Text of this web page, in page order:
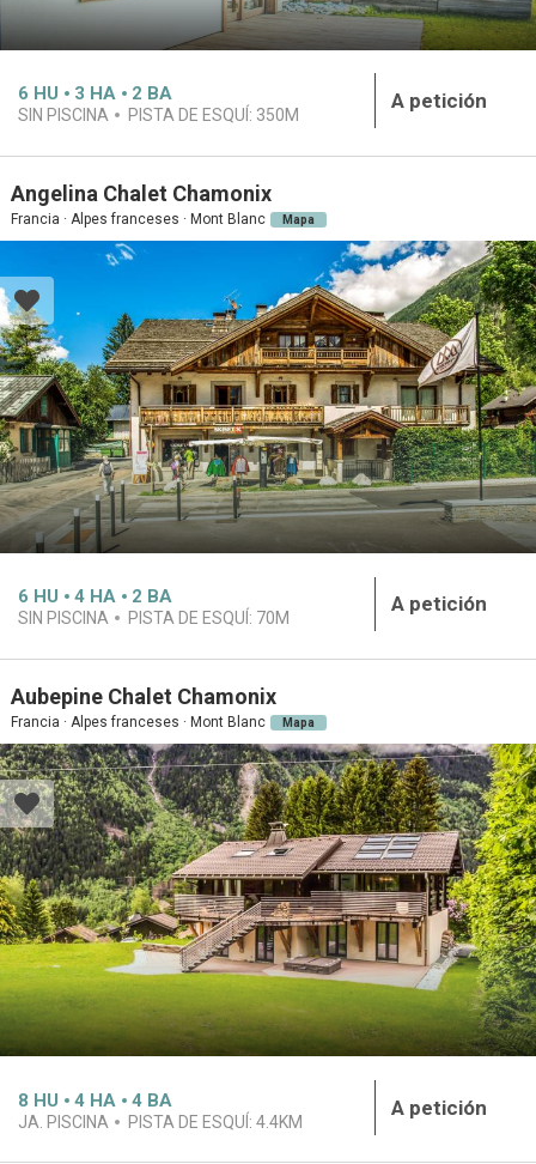
6 HU 3 HA 2 BA
SIN PISCINA PISTA DE ESQUÍ: 350M
A petición
Angelina Chalet Chamonix
Francia · Alpes franceses · Mont Blanc Mapa
6 HU 4 HA 2 BA
SIN PISCINA PISTA DE ESQUÍ: 70M
A petición
Aubepine Chalet Chamonix
Francia · Alpes franceses · Mont Blanc Mapa
8 HU 4 HA 4 BA
JA. PISCINA PISTA DE ESQUÍ: 4.4KM
A petición